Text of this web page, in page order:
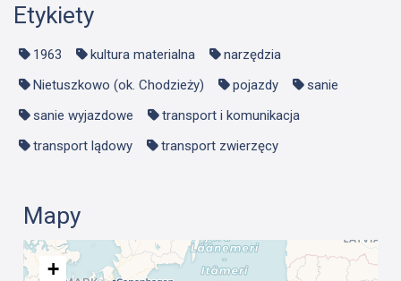
Etykiety
1963 kultura materialna
narzędzia
Nietuszkowo (ok. Chodzieży)
pojazdy
sanie
sanie wyjazdowe
transport i komunikacja
transport lądowy
transport zwierzęcy
Mapy
+